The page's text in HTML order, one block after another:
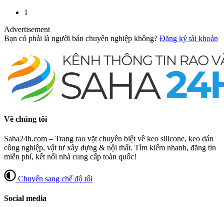
1
Advertisement
Bạn có phải là người bán chuyên nghiệp không? Đăng ký tài khoản
Về chúng tôi
Saha24h.com – Trang rao vặt chuyên biệt về keo silicone, keo dán
công nghiệp, vật tư xây dựng & nội thất. Tìm kiếm nhanh, đăng tin
miễn phí, kết nối nhà cung cấp toàn quốc!
Chuyển sang chế độ tối
Social media